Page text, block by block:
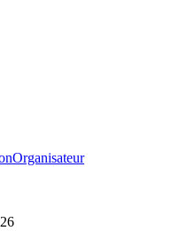
Organisateur